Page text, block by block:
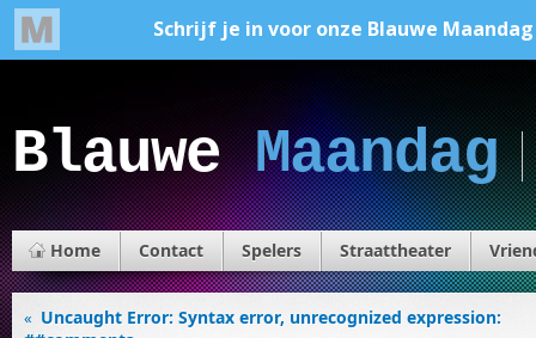
BlauweMaandag
Home Contact Spelers Straattheater
« Uncaught Error: Syntax error, unrecognized expression: